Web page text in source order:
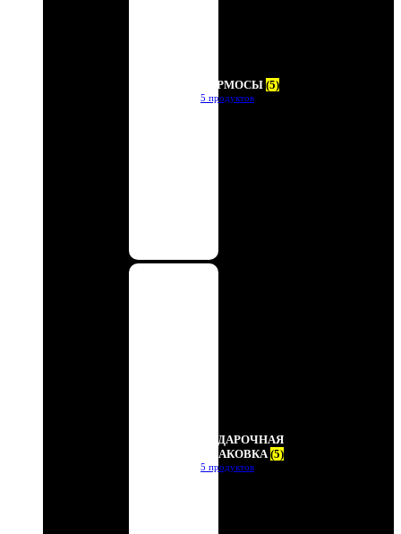
ТЕРМОСЫ (5)
5 продуктов
ПОДАРОЧНАЯ
УПАКОВКА(5)
5 продуктов